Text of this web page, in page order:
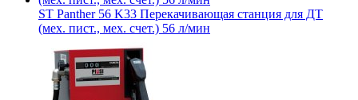
ST Panther 56 K33 Перекачивающая станция для ДТ
(мех. пист., мех. счет.) 56 л/мин